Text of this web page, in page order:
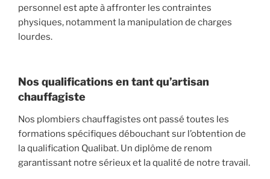
personnel est apte à affronter les contraintes
physiques, notamment la manipulation de charges
lourdes.
Nos qualifications en tant qu’artisan
chauffagiste
Nos plombiers chauffagistes ont passé toutes les
formations spécifiques débouchant sur l’obtention de
la qualification Qualibat. Un diplôme de renom
garantissant notre sérieux et la qualité de notre travail.